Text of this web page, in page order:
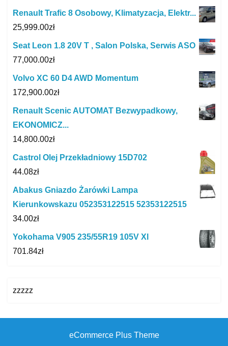
Renault Trafic 8 Osobowy, Klimatyzacja, Elektr...
25,999.00zł
Seat Leon 1.8 20V T , Salon Polska, Serwis ASO
77,000.00zł
Volvo XC 60 D4 AWD Momentum
172,900.00zł
Renault Scenic AUTOMAT Bezwypadkowy,
EKONOMICZ...
14,800.00zł
Castrol Olej Przekładniowy 15D702
44.08zł
Abakus Gniazdo Żarówki Lampa
Kierunkowskazu 052353122515 52353122515
34.00zł
Yokohama V905 235/55R19 105V Xl
701.84zł
zzzzz
eCommerce Plus Theme